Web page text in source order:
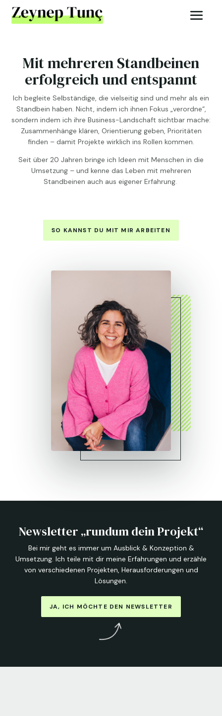
Mit mehreren Standbeinen
erfolgreich und entspannt
Ich begleite Selbständige, die vielseitig sind und mehr als ein
Standbein haben. Nicht, indem ich ihnen Fokus „verordne“,
sondern indem ich ihre Business-Landschaft sichtbar mache:
Zusammenhänge klären, Orientierung geben, Prioritäten
finden – damit Projekte wirklich ins Rollen kommen.
Seit über 20 Jahren bringe ich Ideen mit Menschen in die
Umsetzung – und kenne das Leben mit mehreren
Standbeinen auch aus eigener Erfahrung.
SO KANNST DU MIT MIR ARBEITEN
Newsletter „rundum dein Projekt“
Bei mir geht es immer um Ausblick & Konzeption &
Umsetzung. Ich teile mit dir meine Erfahrungen und erzähle
von verschiedenen Projekten, Herausforderungen und
Lösungen.
JA, ICH MÖCHTE DEN NEWSLETTER